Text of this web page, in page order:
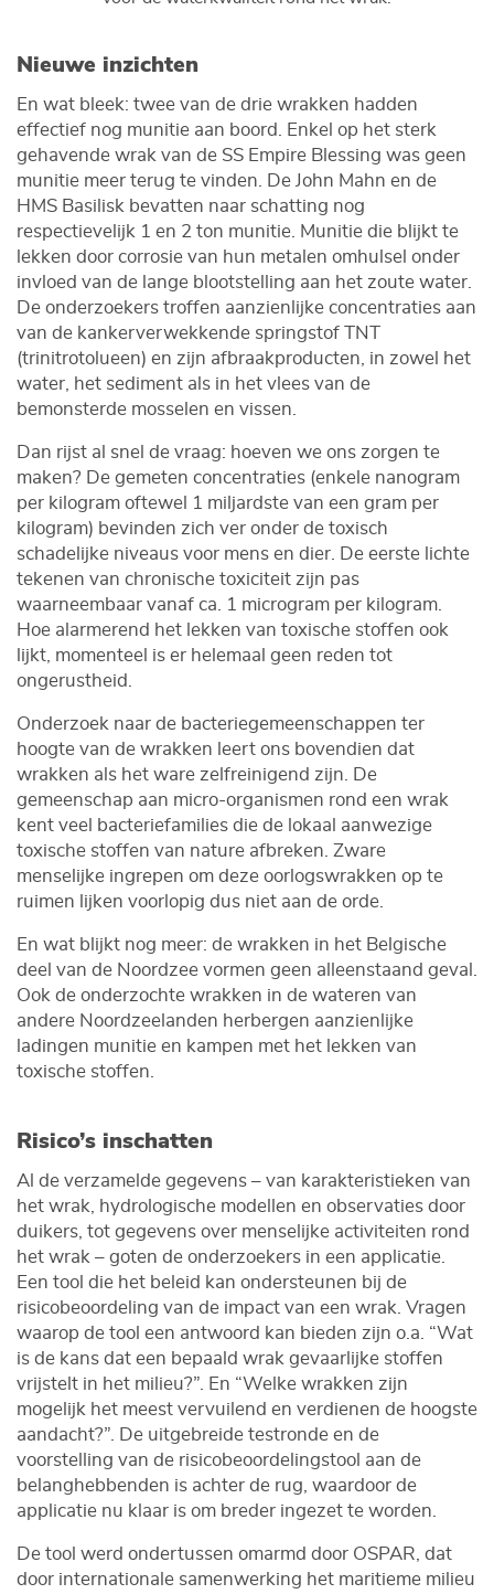
Nieuwe inzichten
En wat bleek: twee van de drie wrakken hadden
effectief nog munitie aan boord. Enkel op het sterk
gehavende wrak van de SS Empire Blessing was geen
munitie meer terug te vinden. De John Mahn en de
HMS Basilisk bevatten naar schatting nog
respectievelijk 1 en 2 ton munitie. Munitie die blijkt te
lekken door corrosie van hun metalen omhulsel onder
invloed van de lange blootstelling aan het zoute water.
De onderzoekers troffen aanzienlijke concentraties aan
van de kankerverwekkende springstof TNT
(trinitrotolueen) en zijn afbraakproducten, in zowel het
water, het sediment als in het vlees van de
bemonsterde mosselen en vissen.
Dan rijst al snel de vraag: hoeven we ons zorgen te
maken? De gemeten concentraties (enkele nanogram
per kilogram oftewel 1 miljardste van een gram per
kilogram) bevinden zich ver onder de toxisch
schadelijke niveaus voor mens en dier. De eerste lichte
tekenen van chronische toxiciteit zijn pas
waarneembaar vanaf ca. 1 microgram per kilogram.
Hoe alarmerend het lekken van toxische stoffen ook
lijkt, momenteel is er helemaal geen reden tot
ongerustheid.
Onderzoek naar de bacteriegemeenschappen ter
hoogte van de wrakken leert ons bovendien dat
wrakken als het ware zelfreinigend zijn. De
gemeenschap aan micro-organismen rond een wrak
kent veel bacteriefamilies die de lokaal aanwezige
toxische stoffen van nature afbreken. Zware
menselijke ingrepen om deze oorlogswrakken op te
ruimen lijken voorlopig dus niet aan de orde.
En wat blijkt nog meer: de wrakken in het Belgische
deel van de Noordzee vormen geen alleenstaand geval.
Ook de onderzochte wrakken in de wateren van
andere Noordzeelanden herbergen aanzienlijke
ladingen munitie en kampen met het lekken van
toxische stoffen.
Risico’s inschatten
Al de verzamelde gegevens – van karakteristieken van
het wrak, hydrologische modellen en observaties door
duikers, tot gegevens over menselijke activiteiten rond
het wrak – goten de onderzoekers in een applicatie.
Een tool die het beleid kan ondersteunen bij de
risicobeoordeling van de impact van een wrak. Vragen
waarop de tool een antwoord kan bieden zijn o.a. “Wat
is de kans dat een bepaald wrak gevaarlijke stoffen
vrijstelt in het milieu?”. En “Welke wrakken zijn
mogelijk het meest vervuilend en verdienen de hoogste
aandacht?”. De uitgebreide testronde en de
voorstelling van de risicobeoordelingstool aan de
belanghebbenden is achter de rug, waardoor de
applicatie nu klaar is om breder ingezet te worden.
De tool werd ondertussen omarmd door OSPAR, dat
door internationale samenwerking het maritieme milieu